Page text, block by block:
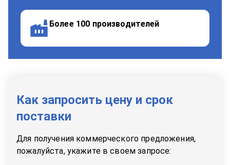
Более 100 производителей
Как запросить цену и срок
поставки
Для получения коммерческого предложения,
пожалуйста, укажите в своем запросе: